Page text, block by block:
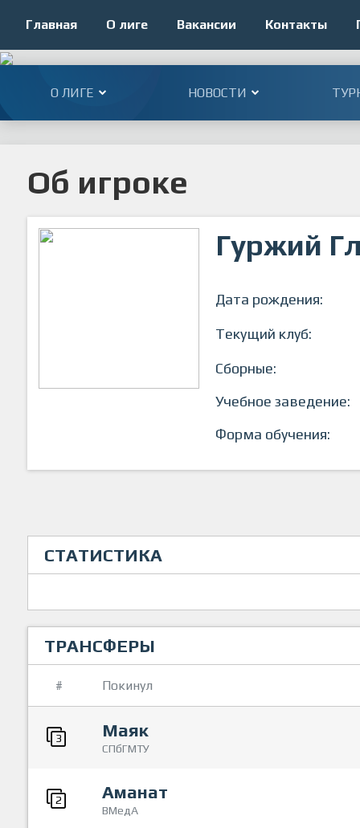
Главная О лиге Вакансии Контакты
О ЛИГЕ НОВОСТИ
Об игроке
Гуржий
Дата рождения:
Текущий клуб:
Сборные:
Учебное заведение:
Форма обучения:
СТАТИСТИКА
ТРАНСФЕРЫ
# Покинул
3 Маяк
СПбГМТУ
2 Аманат
ВМедА